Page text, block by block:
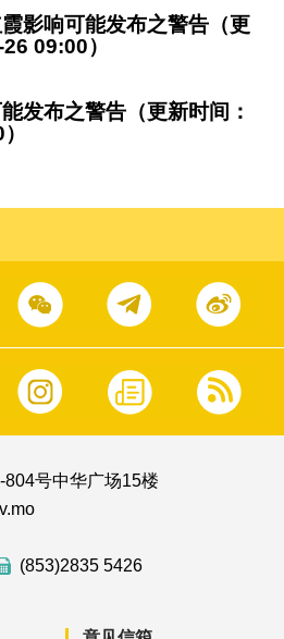
影响可能发布之警告（更
09:00）
发布之警告（更新时间：
号中华广场15楼
(853)2835 5426